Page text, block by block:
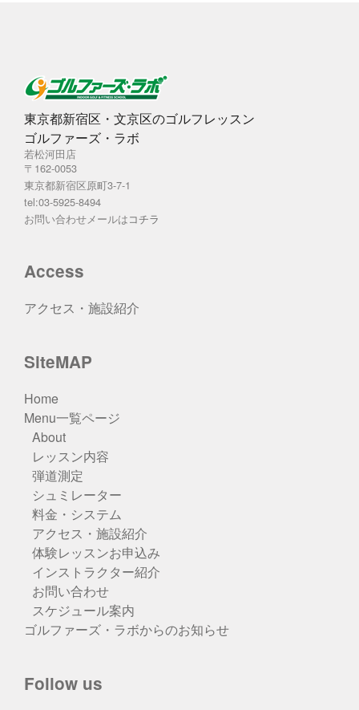
東京都新宿区・文京区のゴルフレッスン
ゴルファーズ・ラボ
若松河田店
〒162-0053
東京都新宿区原町3-7-1
tel:03-5925-8494
お問い合わせメールはコチラ
Access
アクセス・施設紹介
SiteMAP
Home
Menu一覧ページ
About
レッスン内容
弾道測定
シュミレーター
料金・システム
アクセス・施設紹介
体験レッスンお申込み
インストラクター紹介
お問い合わせ
スケジュール案内
ゴルファーズ・ラボからのお知らせ
Follow us